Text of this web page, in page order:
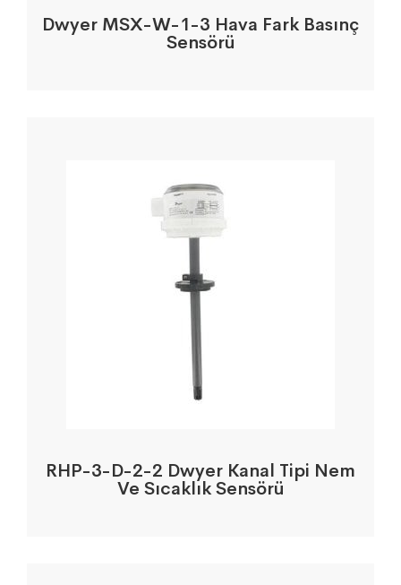
Dwyer MSX-W-1-3 Hava Fark Basınç
Sensörü
RHP-3-D-2-2 Dwyer Kanal Tipi Nem
Ve Sıcaklık Sensörü